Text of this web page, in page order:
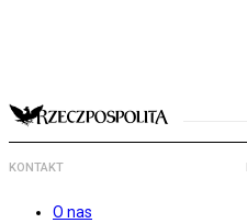
KONTAKT
O nas